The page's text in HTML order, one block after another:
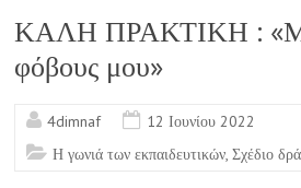
o
o
ΚΑΛΗ ΠΡΑΚΤΙΚΗ :
φόβους μου»
4dimnaf
12 Ιουνίου 2022
Η γωνιά των εκπαιδευτικών,Σχέδιο